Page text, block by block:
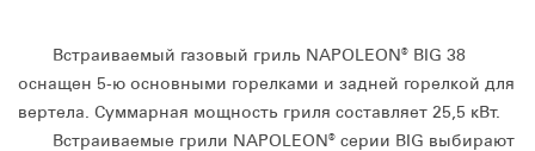
Встраиваемый газовый гриль NAPOLEON® BIG 38
оснащен 5-ю основными горелками и задней горелкой для
вертела. Суммарная мощность гриля составляет 25,5 кВт.
Встраиваемые грили NAPOLEON® серии BIG выбирают